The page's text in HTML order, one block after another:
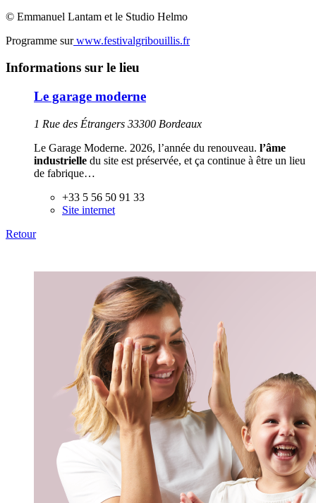
© Emmanuel Lantam et le Studio Helmo
Programme surwww.festivalgribouillis.fr
Informations sur le lieu
Le garage moderne
1 Rue des Étrangers 33300 Bordeaux
Le Garage Moderne. 2026, l’année du renouveau. l’âme
industrielle du site est préservée, et ça continue à être un lieu
de fabrique…
+33 5 56 50 91 33
Site internet
Retour